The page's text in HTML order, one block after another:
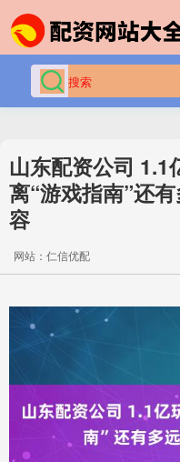
山东配资公司 1.1
离“游戏指南”还
容
网站：仁信优配